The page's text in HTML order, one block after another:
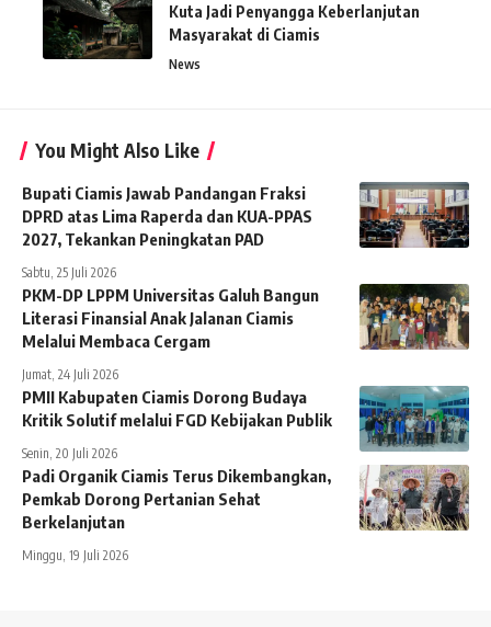
Kuta Jadi Penyangga Keberlanjutan
Masyarakat di Ciamis
News
You Might Also Like
Bupati Ciamis Jawab Pandangan Fraksi
DPRD atas Lima Raperda dan KUA-PPAS
2027, Tekankan Peningkatan PAD
Sabtu, 25 Juli 2026
PKM-DP LPPM Universitas Galuh Bangun
Literasi Finansial Anak Jalanan Ciamis
Melalui Membaca Cergam
Jumat, 24 Juli 2026
PMII Kabupaten Ciamis Dorong Budaya
Kritik Solutif melalui FGD Kebijakan Publik
Senin, 20 Juli 2026
Padi Organik Ciamis Terus Dikembangkan,
Pemkab Dorong Pertanian Sehat
Berkelanjutan
Minggu, 19 Juli 2026